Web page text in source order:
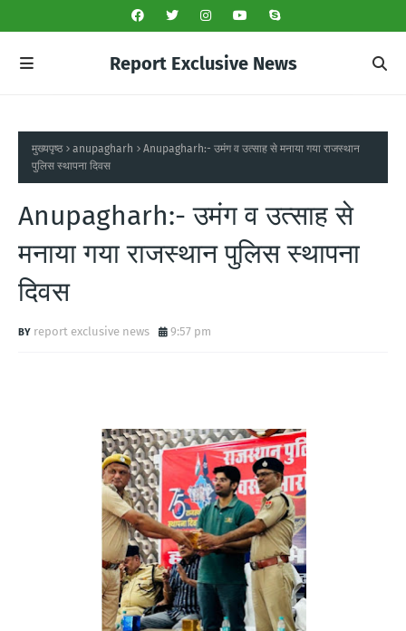
Report Exclusive News
मुख्यपृष्ठ anupagharh
Anupagharh:- उमंग व उत्साह से मनाया गया राजस्थान
पुलिस स्थापना दिवस
Anupagharh:- उमंग व उत्साह से
मनाया गया राजस्थान पुलिस स्थापना
दिवस
report exclusive news 9:57 pm